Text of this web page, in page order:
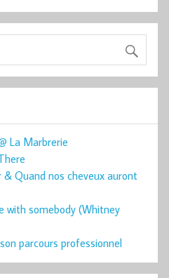
La Marbrerie
Quand nos cheveux auront
with somebody (Whitney
parcours professionnel